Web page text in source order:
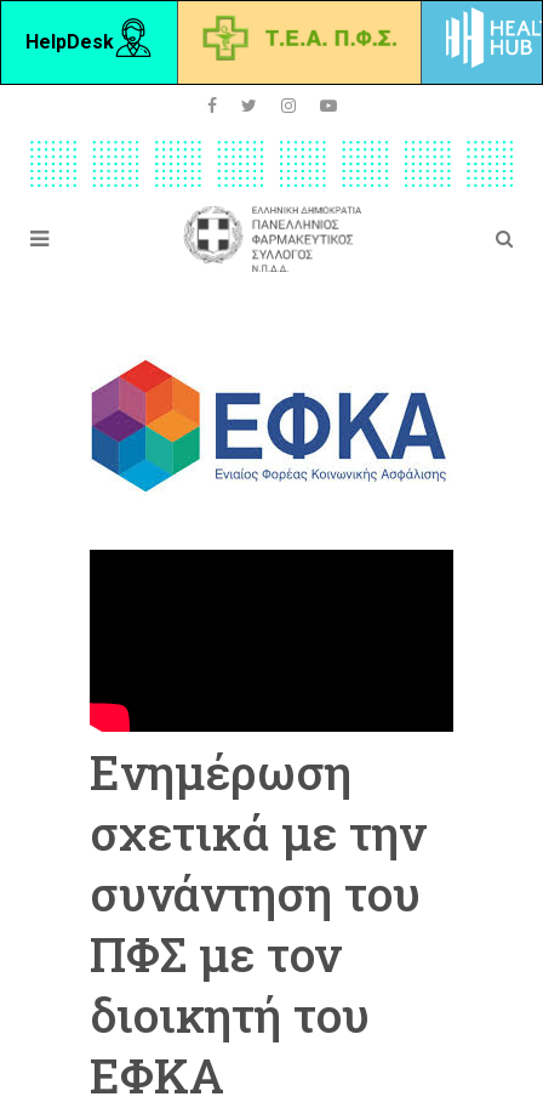
HelpDesk
Ενημέρωση
σχετικά με την
συνάντηση του
ΠΦΣ με τον
διοικητή του
ΕΦΚΑ